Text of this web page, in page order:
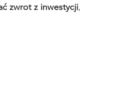
zwrot z inwestycji,